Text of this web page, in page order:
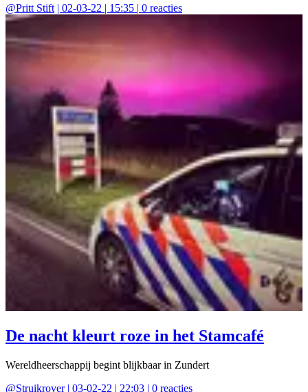
@Pritt Stift | 02-03-22 | 15:35 | 0 reacties
De nacht kleurt roze in het Stamcafé
Wereldheerschappij begint blijkbaar in Zundert
@Struikrover | 03-02-22 | 22:03 | 0 reacties